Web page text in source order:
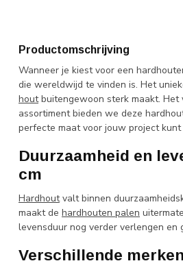
Productomschrijving
Wanneer je kiest voor een
die wereldwijd te vinden is. Het
houtbuitengewoon sterk maakt. Het
assortiment bieden we deze
perfecte maat voor jouw project kunt
Duurzaamheid en
cm
Hardhoutvalt binnen
maakt de hardhouten palen
levensduur nog verder verlengen en
Verschillende